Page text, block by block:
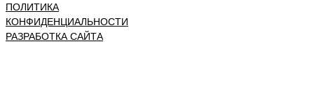
ПОЛИТИКА
КОНФИДЕНЦИАЛЬНОСТИ
РАЗРАБОТКА САЙТА